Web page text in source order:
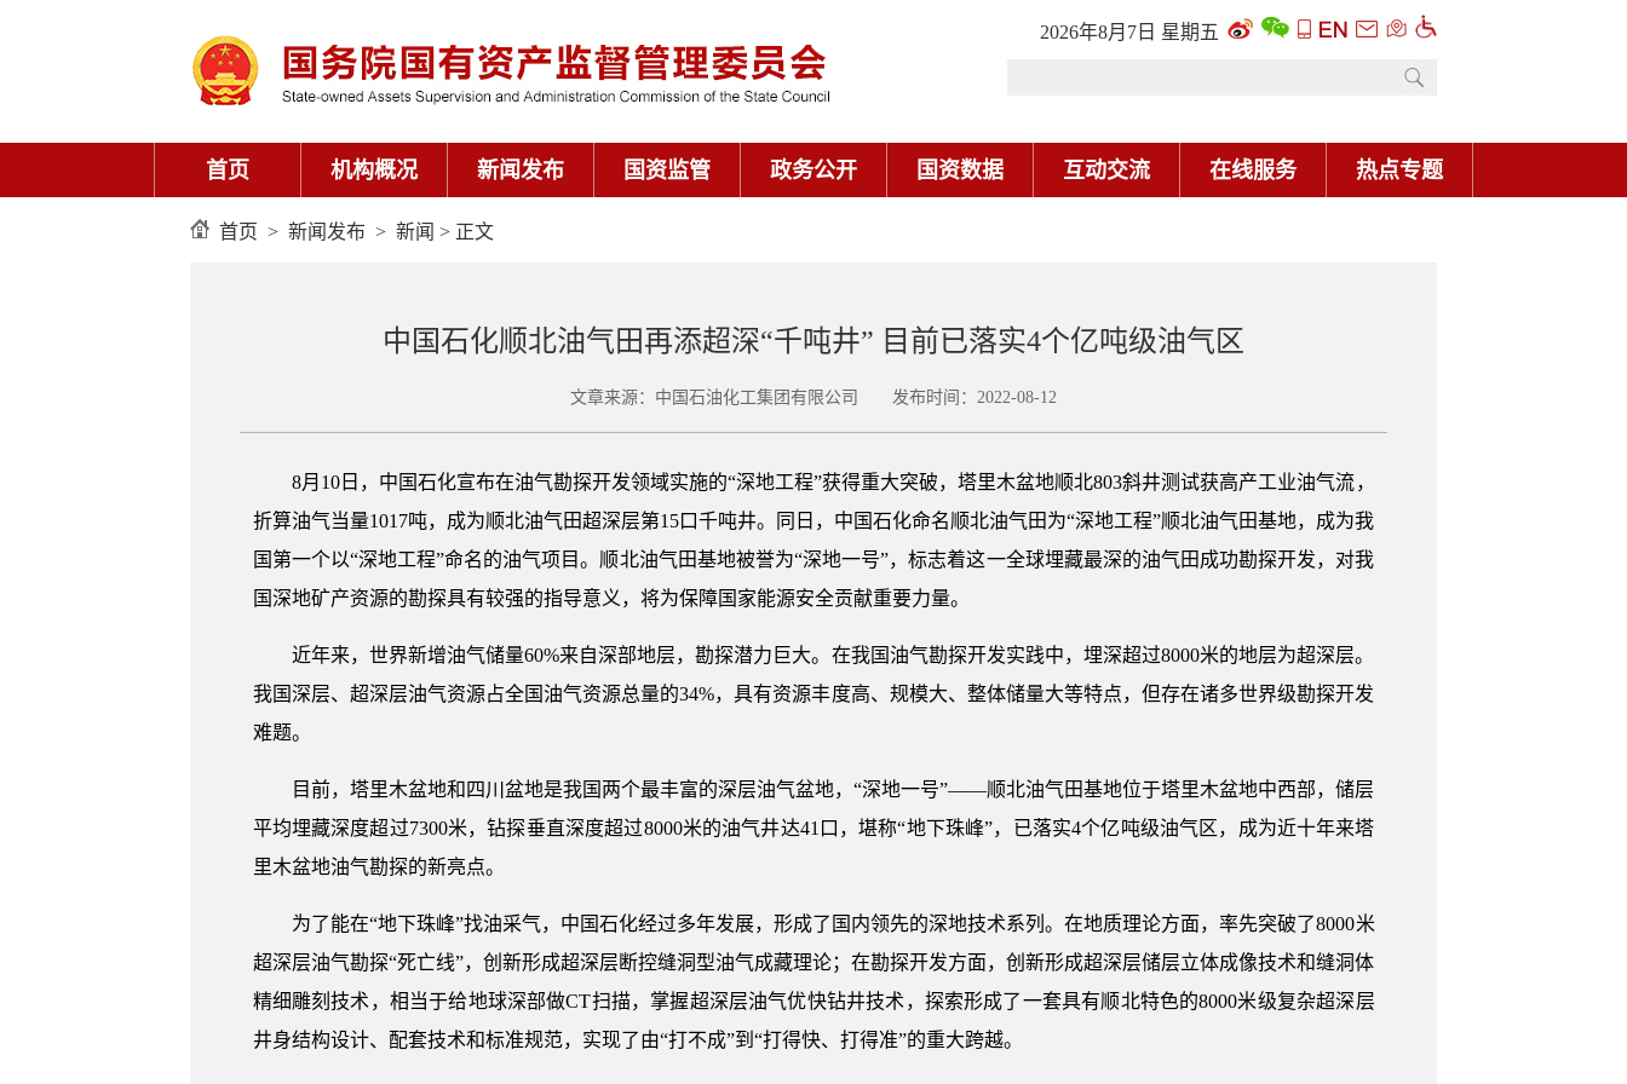
2026年8月7日 星期五
首页 机构概况 新闻发布 国资监管 政务公开 国资数据 互动交流 在线服务 热点专题
首页 > 新闻发布 > 新闻 > 正文
中国石化顺北油气田再添超深“千吨井” 目前已落实4个亿吨级油气区
文章来源：中国石油化工集团有限公司 发布时间：2022-08-12
8月10日，中国石化宣布在油气勘探开发领域实施的“深地工程”获得重大突破，塔里木盆地顺北803斜井测试获高产工业油气流，
折算油气当量1017吨，成为顺北油气田超深层第15口千吨井。同日，中国石化命名顺北油气田为“深地工程”顺北油气田基地，成为我
国第一个以“深地工程”命名的油气项目。顺北油气田基地被誉为“深地一号”，标志着这一全球埋藏最深的油气田成功勘探开发，对我
国深地矿产资源的勘探具有较强的指导意义，将为保障国家能源安全贡献重要力量。
近年来，世界新增油气储量60%来自深部地层，勘探潜力巨大。在我国油气勘探开发实践中，埋深超过8000米的地层为超深层。
我国深层、超深层油气资源占全国油气资源总量的34%，具有资源丰度高、规模大、整体储量大等特点，但存在诸多世界级勘探开发
难题。
目前，塔里木盆地和四川盆地是我国两个最丰富的深层油气盆地，“深地一号”——顺北油气田基地位于塔里木盆地中西部，储层
平均埋藏深度超过7300米，钻探垂直深度超过8000米的油气井达41口，堪称“地下珠峰”，已落实4个亿吨级油气区，成为近十年来塔
里木盆地油气勘探的新亮点。
为了能在“地下珠峰”找油采气，中国石化经过多年发展，形成了国内领先的深地技术系列。在地质理论方面，率先突破了8000米
超深层油气勘探“死亡线”，创新形成超深层断控缝洞型油气成藏理论；在勘探开发方面，创新形成超深层储层立体成像技术和缝洞体
精细雕刻技术，相当于给地球深部做CT扫描，掌握超深层油气优快钻井技术，探索形成了一套具有顺北特色的8000米级复杂超深层
井身结构设计、配套技术和标准规范，实现了由“打不成”到“打得快、打得准”的重大跨越。